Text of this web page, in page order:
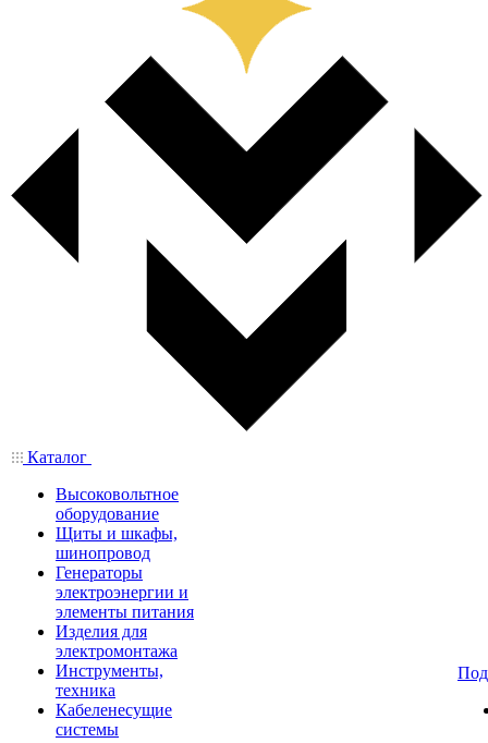
Каталог
Высоковольтное
оборудование
Щиты и шкафы,
шинопровод
Генераторы
электроэнергии и
элементы питания
Изделия для
электромонтажа
Инструменты,
техника
Кабеленесущие
системы